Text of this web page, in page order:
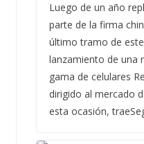
Luego de un año
parte de la firma
último tramo de
lanzamiento de una
gama de celulares
dirigido al mercado
esta ocasión,